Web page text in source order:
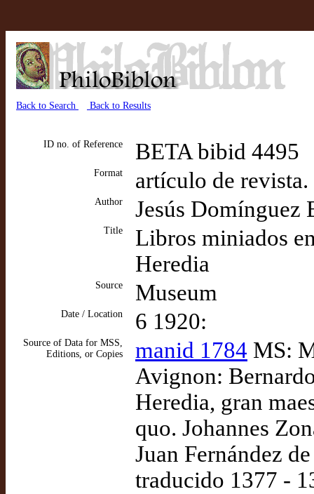
Back to Search Back to Results
ID no. of Reference BETA bibid 4495
Format artículo de
Author Jesús Domínguez
Title
Libros miniados
Heredia
Source Museum
Date / Location 6 1920:
Source of Data for MSS,
Editions, or Copies
manid 1784 MS:
Avignon:
Heredia, gran
quo. Johannes
Juan Fernández
traducido 1377 -